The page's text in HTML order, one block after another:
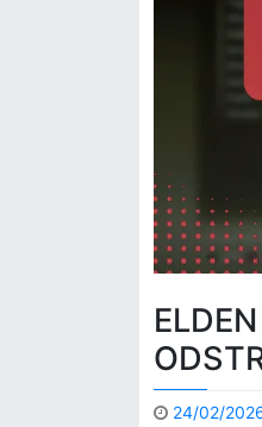
24/02/